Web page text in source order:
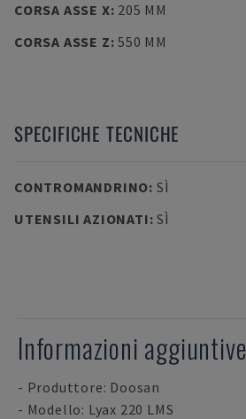
CORSA ASSE X: 205 MM
CORSA ASSE Z:550 MM
SPECIFICHE TECNICHE
CONTROMANDRINO: SÌ
UTENSILI AZIONATI:SÌ
Informazioni aggiuntive
- Produttore: Doosan
- Modello: Lyax 220 LMS